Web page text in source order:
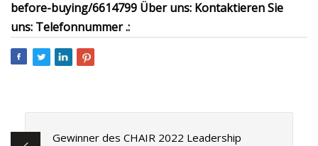
before-buying/6614799 Über uns: Kontaktieren Sie
uns: Telefonnummer .:
Gewinner des CHAIR 2022 Leadership